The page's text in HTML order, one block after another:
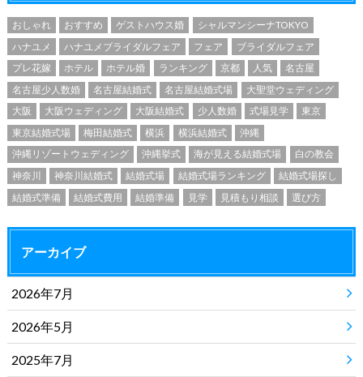
おしゃれ おすすめ ゲストハウス婚
シャルマンシーナTOKYO
ハナユメ
ハナユメブライダルフェア フェア
ブライダルフェア
プレ花嫁
ホテル ホテル婚 ランキング 京都 人気
名古屋
名古屋少人数婚
名古屋結婚式 名古屋結婚式場
大聖堂ウェディング
大阪
大阪ウェディング 大阪結婚式 少人数婚 式場見学
東京
東京結婚式場
梅田結婚式 横浜 横浜結婚式
沖縄
沖縄リゾートウェディング
沖縄挙式 海が見える結婚式場
白の教会
神奈川
神奈川結婚式 結婚式場 結婚式場ランキング
結婚式場探し
結婚式準備
結婚式費用 結婚準備 見学 見積もり相談 選び方
アーカイブ
2026年7月
2026年5月
2025年7月